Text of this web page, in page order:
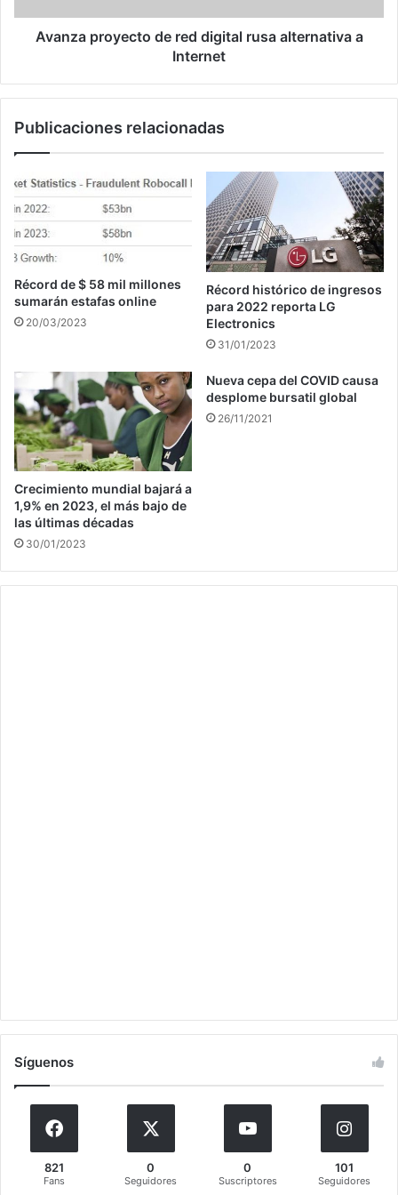
Internet
Avanza proyecto de red digital rusa alternativa a
Internet
Publicaciones relacionadas
Récord de $ 58 mil millones
sumarán estafas online
20/03/2023
Récord histórico de ingresos
para 2022 reporta LG
Electronics
31/01/2023
Crecimiento mundial bajará a
1,9% en 2023, el más bajo de
las últimas décadas
30/01/2023
Nueva cepa del COVID causa
desplome bursatil global
26/11/2021
Síguenos
821
Fans
0
Seguidores
0
Suscriptores
101
Seguidores